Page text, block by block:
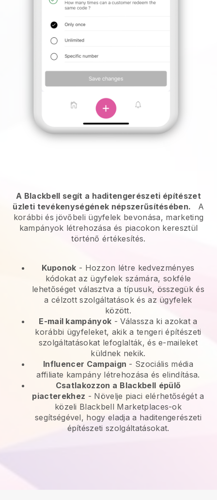
A Blackbell segít a haditengerészeti építészet
üzleti tevékenységének népszerűsítésében.
A
korábbi és jövőbeli ügyfelek bevonása, marketing
kampányok létrehozása és piacokon keresztül
történő értékesítés.
Kuponok - Hozzon létre kedvezményes
kódokat az ügyfelek számára, sokféle
lehetőséget választva a típusuk, összegük és
a célzott szolgáltatások és az ügyfelek
között.
E-mail kampányok -Válassza ki azokat a
korábbi ügyfeleket, akik a tengeri építészeti
szolgáltatásokat lefoglalták, és e-maileket
küldnek nekik.
Influencer Campaign - Szociális média
affiliate kampány létrehozása és elindítása.
Csatlakozzon a Blackbell épülő
piacterekhez - Növelje piaci elérhetőségét a
közeli Blackbell Marketplaces-ok
segítségével, hogy eladja a haditengerészeti
építészeti szolgáltatásokat.